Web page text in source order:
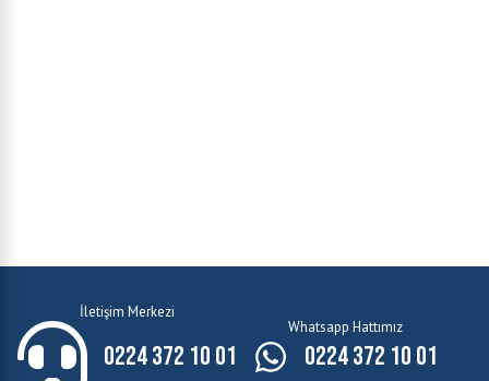
İletişim Merkezi
0224 372 10 01
Whatsapp Hattımız
0224 372 10 01